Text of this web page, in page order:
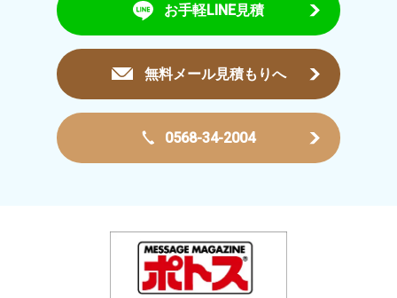
お手軽LINE見積
無料メール見積もりへ
0568-34-2004